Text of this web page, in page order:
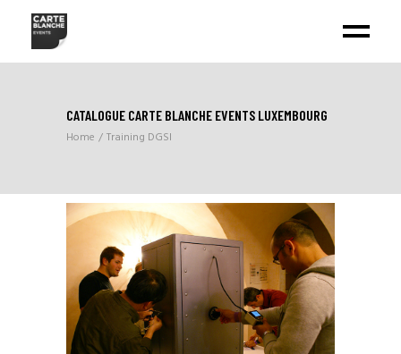
CATALOGUE CARTE BLANCHE EVENTS LUXEMBOURG